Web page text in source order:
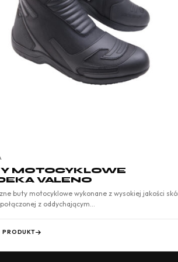
MOTOCYKLOWE
VALENO
buty motocyklowe wykonane z wysokiej jakości
z oddychającym…